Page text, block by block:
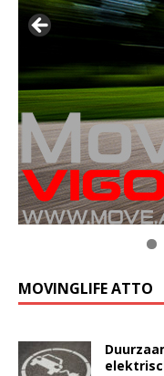
MOVINGLIFE ATTO